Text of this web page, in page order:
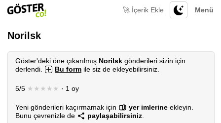
Menü
🚀 İçerik Ekle
Norilsk
Göster'deki öne çıkarılmış Norilsk gönderileri sizin için
derlendi.
Bu form ile siz de ekleyebilirsiniz.
5/5 ★★★★★ · 1 oy
Yeni gönderileri kaçırmamak için yer imlerine ekleyin.
Bunu çevrenizle de
paylaşabilirsiniz